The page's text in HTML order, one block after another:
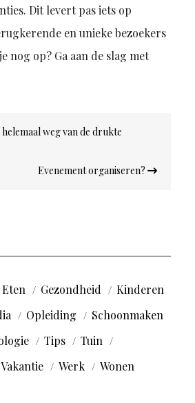
Dit levert pas iets op
en unieke bezoekers
nog op? Ga aan de slag met
weg van de drukte
Evenement organiseren?
Eten Gezondheid
Kinderen
Opleiding
Schoonmaken
Tips
Tuin
Vakantie Werk Wonen